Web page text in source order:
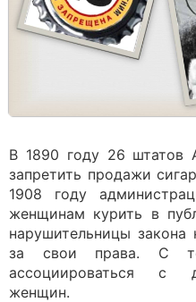
В 1890 году 26 штатов
запретить продажи
1908 году
женщинам курить в
нарушительницы закона
за свои права. С
ассоциироваться с
женщин.